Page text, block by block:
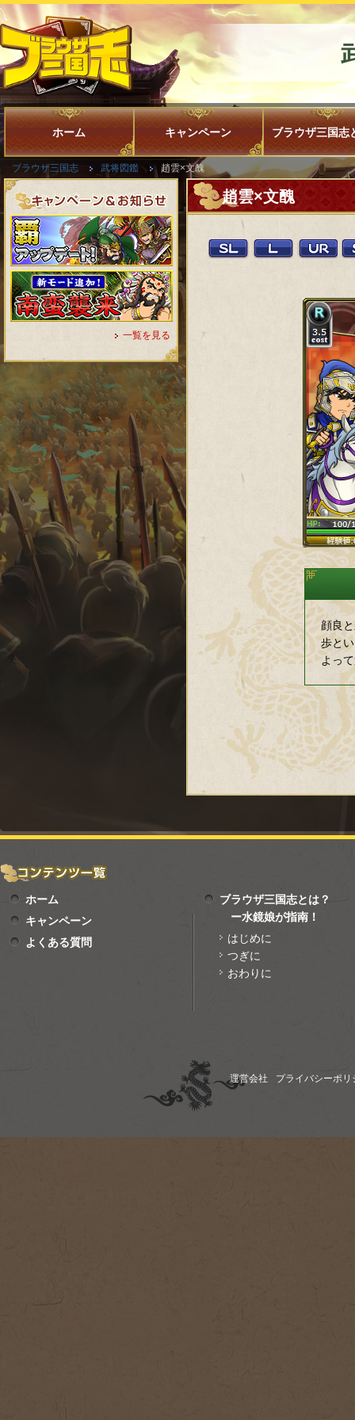
ホーム キャンペーン ブラウザ三国志
ブラウザ三国志 武将図鑑 趙雲×文醜
一覧を見る
趙雲×文醜
顔良
歩と
よっ
ホーム
キャンペーン
よくある質問
ブラウザ三国志とは？
ー水鏡娘が指南！
はじめに
つぎに
おわりに
運営会社 プライバシーポリ